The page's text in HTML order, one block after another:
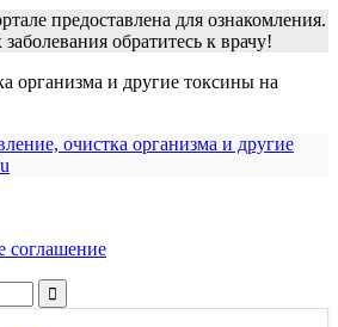
предоставлена для ознакомления.
обратитесь к врачу!
организма и другие токсины на
соглашение